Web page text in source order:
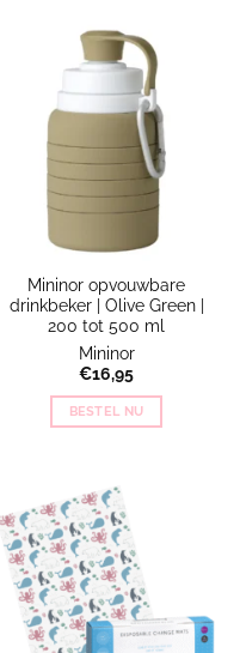
Mininor opvouwbare
drinkbeker | Olive Green |
200 tot 500 ml
Mininor
€16,95
BESTEL NU